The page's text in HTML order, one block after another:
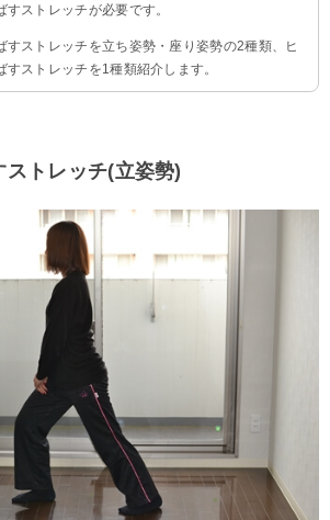
すストレッチが必要です。
すストレッチを立ち姿勢・座り姿勢の2種類、ヒ
すストレッチを1種類紹介します。
トレッチ(立姿勢)